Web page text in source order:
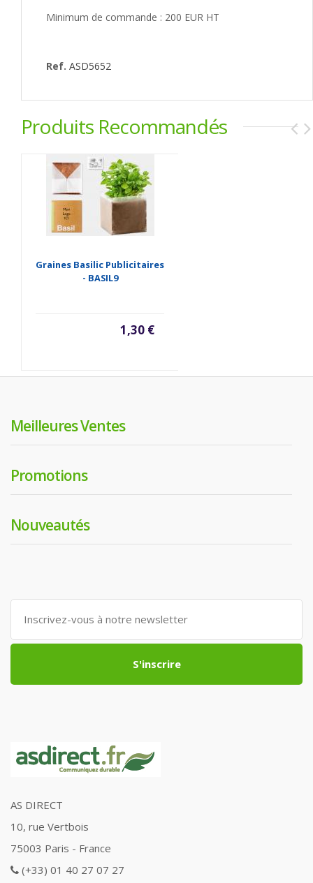
Minimum de commande : 200 EUR HT
Ref. ASD5652
Produits Recommandés
Graines Basilic Publicitaires
- BASIL9
1,30 €
Meilleures Ventes
Promotions
Nouveautés
S'inscrire
AS DIRECT
10, rue Vertbois
75003 Paris - France
(+33) 01 40 27 07 27